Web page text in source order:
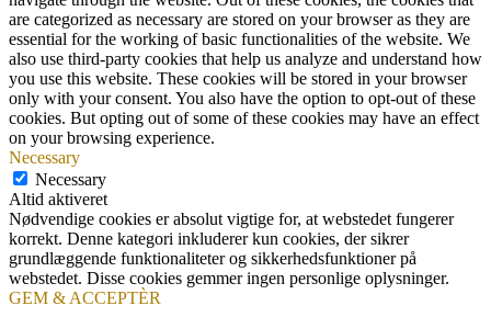
are categorized as necessary are stored on your browser as they are
essential for the working of basic functionalities of the website. We
also use third-party cookies that help us analyze and understand how
you use this website. These cookies will be stored in your browser
only with your consent. You also have the option to opt-out of these
cookies. But opting out of some of these cookies may have an effect
on your browsing experience.
Necessary
Necessary
Altid aktiveret
Nødvendige cookies er absolut vigtige for, at webstedet fungerer
korrekt. Denne kategori inkluderer kun cookies, der sikrer
grundlæggende funktionaliteter og sikkerhedsfunktioner på
webstedet. Disse cookies gemmer ingen personlige oplysninger.
GEM & ACCEPTÈR